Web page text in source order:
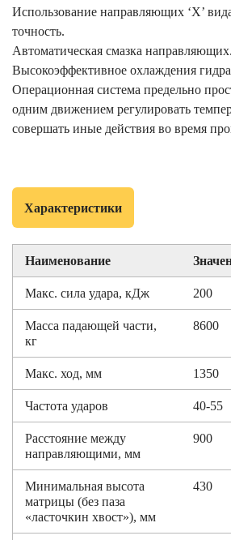
Использование направляющих ‘X’
точность.
Автоматическая смазка направляющих.
Высокоэффективное охлаждения
Операционная система предельно
одним движением регулировать
совершать иные действия во время
Характеристики
Наименование
Макс. сила удара, кДж 200
Масса падающей части,
кг
8600
Макс. ход, мм 1350
Частота ударов 40-55
Расстояние между
направляющими, мм
900
Минимальная высота
матрицы (без паза
«ласточкин хвост»), мм
430